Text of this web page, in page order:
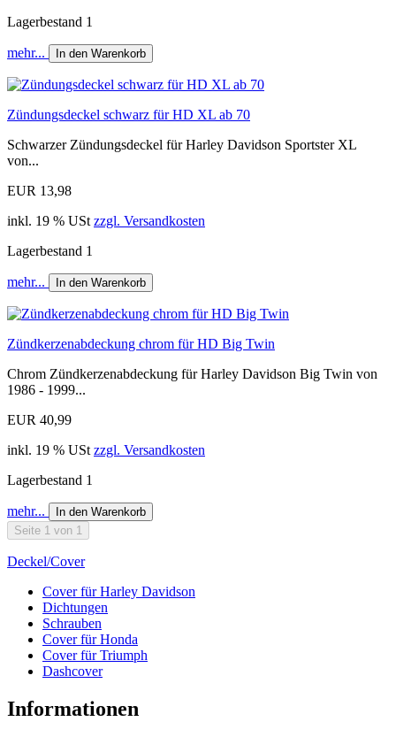
Lagerbestand 1
mehr... In den Warenkorb
Zündungsdeckel schwarz für HD XL ab 70
Schwarzer Zündungsdeckel für Harley Davidson Sportster XL
von...
EUR 13,98
inkl. 19 % USt zzgl. Versandkosten
Lagerbestand 1
mehr... In den Warenkorb
Zündkerzenabdeckung chrom für HD Big Twin
Chrom Zündkerzenabdeckung für Harley Davidson Big Twin von
1986 - 1999...
EUR 40,99
inkl. 19 % USt zzgl. Versandkosten
Lagerbestand 1
mehr...
In den Warenkorb
Seite 1 von 1
Deckel/Cover
Cover für Harley Davidson
Dichtungen
Schrauben
Cover für Honda
Cover für Triumph
Dashcover
Informationen